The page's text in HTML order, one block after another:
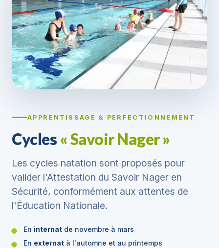
APPRENTISSAGE & PERFECTIONNEMENT
Cycles « Savoir Nager »
Les cycles natation sont proposés pour
valider l'Attestation du Savoir Nager en
Sécurité, conformément aux attentes de
l'Éducation Nationale.
En internat de novembre à mars
En externat à l'automne et au printemps